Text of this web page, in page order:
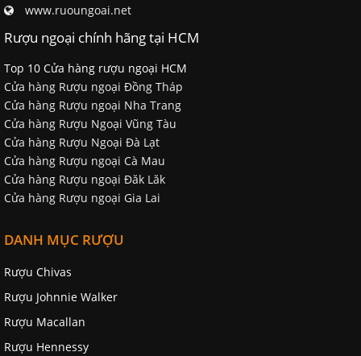
www.ruoungoai.net
Rượu ngoại chính hãng tại HCM
Top 10 Cửa hàng rượu ngoại HCM
Cửa hàng Rượu ngoại Đồng Tháp
Cửa hàng Rượu ngoại Nha Trang
Cửa hàng Rượu Ngoại Vũng Tàu
Cửa hàng Rượu Ngoại Đà Lạt
Cửa hàng Rượu ngoại Cà Mau
Cửa hàng Rượu ngoại Đăk Lăk
Cửa hàng Rượu ngoại Gia Lai
DANH MỤC RƯỢU
Rượu Chivas
Rượu Johnnie Walker
Rượu Macallan
Rượu Hennessy